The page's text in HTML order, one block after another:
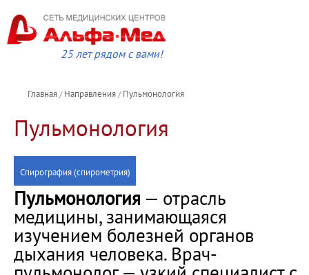
25 лет рядом с вами!
Главная / Направления / Пульмонология
Пульмонология
Спирография (спирометрия)
Пульмонология — отрасль
медицины, занимающаяся
изучением болезней органов
дыхания человека. Врач-